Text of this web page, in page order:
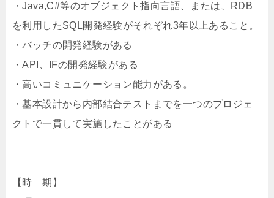
・Java,C#等のオブジェクト指向言語、または、RDB
を利用したSQL開発経験がそれぞれ3年以上あること。
・バッチの開発経験がある
・API、IFの開発経験がある
・高いコミュニケーション能力がある。
・基本設計から内部結合テストまでを一つのプロジェ
クトで一貫して実施したことがある
【時 期】